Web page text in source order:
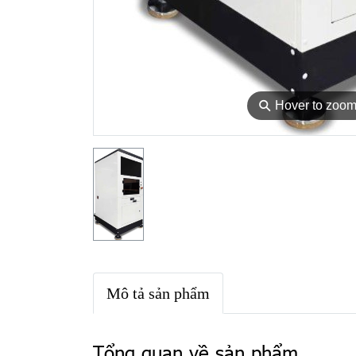
⚲ Hover to zoom
Mô tả sản phẩm